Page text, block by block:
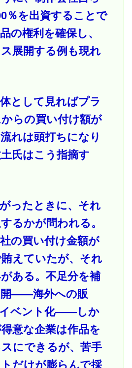
％を出資することで
の権利を確保し、
展開する例も現れ
として見ればプラ
らの買い付け額が
れは頭打ちになり
氏はこう指摘す
がったときに、それ
るかが問われる。
の買い付け金額が
えていたが、それ
ある。不足分を補
開――海外への販
イベント化――しか
意な企業は作品を
にできるが、苦手
だけが膨らんで採